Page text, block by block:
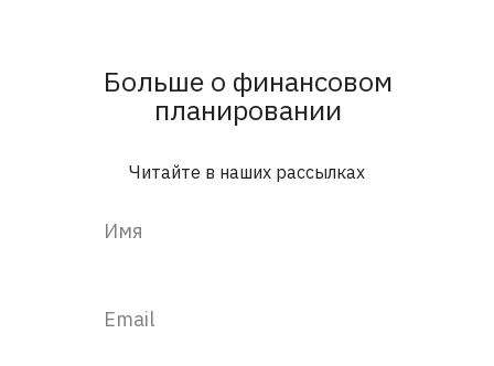
Читайте в наших рассылках
Больше о финансовом
планировании